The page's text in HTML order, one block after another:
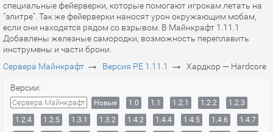
специальные фейерверки, которые помогают игрокам летать на
"элитре". Так же фейерверки наносят урон окружающим мобам,
если они находятся рядом со взрывом. В Майнкрафт 1.11.1
Добавлены железные самородки, возможность переплавить
инструмены и части брони.
Сервера Майнкрафт → Версия PE 1.11.1 → Хардкор — Hardcore
Версии:
Сервера Майнкрафт Новые 1.0 1.1 1.2.1 1.2.2
1.2.3
1.2.4
1.2.5 1.3.1 1.3.2 1.4.2 1.4.4 1.4.5 1.4.6
1.4.7